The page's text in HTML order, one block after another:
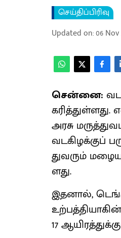
செய்திப்பிரிவு
Updated on:06 Nov
சென்னை:
அரசு
வடகிழக்​குப்
து​வரும்
ளது.
இதனால்,
17